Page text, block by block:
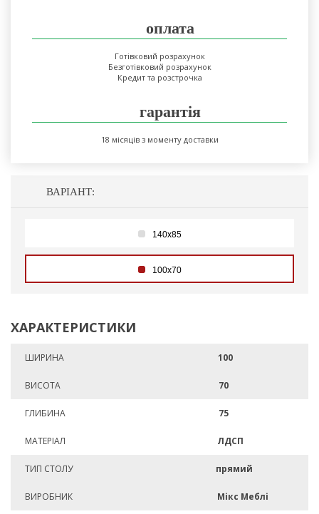
оплата
Готівковий розрахунок
Безготівковий розрахунок
Кредит та розстрочка
гарантія
18 місяців з моменту доставки
ВАРІАНТ:
140х85
100х70
ХАРАКТЕРИСТИКИ
ШИРИНА 100
ВИСОТА 70
ГЛИБИНА 75
МАТЕРІАЛ ЛДСП
ТИП СТОЛУ прямий
ВИРОБНИК Мікс Меблі